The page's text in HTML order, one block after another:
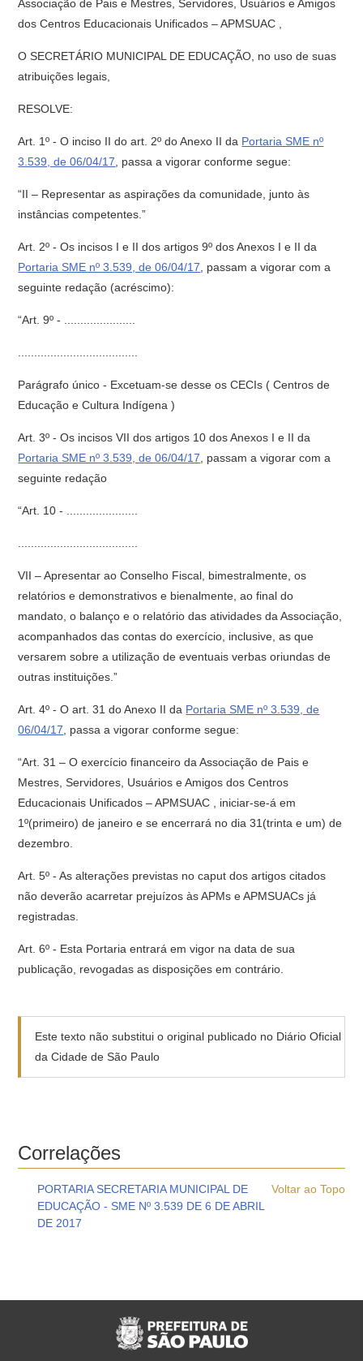
Associação de Pais e Mestres, Servidores, Usuários e Amigos
dos Centros Educacionais Unificados – APMSUAC ,
O SECRETÁRIO MUNICIPAL DE EDUCAÇÃO, no uso de suas
atribuições legais,
RESOLVE:
Art. 1º - O inciso II do art. 2º do Anexo II da Portaria SME nº
3.539, de 06/04/17 , passa a vigorar conforme segue:
“II – Representar as aspirações da comunidade, junto às
instâncias competentes.”
Art. 2º - Os incisos I e II dos artigos 9º dos Anexos I e II da
Portaria SME nº 3.539, de 06/04/17 , passam a vigorar com a
seguinte redação (acréscimo):
“Art. 9º - ......................
Parágrafo único - Excetuam-se desse os CECIs ( Centros de
Educação e Cultura Indígena )
Art. 3º - Os incisos VII dos artigos 10 dos Anexos I e II da
Portaria SME nº 3.539, de 06/04/17 , passam a vigorar com a
seguinte redação
“Art. 10 - ......................
VII – Apresentar ao Conselho Fiscal, bimestralmente, os
relatórios e demonstrativos e bienalmente, ao final do
mandato, o balanço e o relatório das atividades da Associação,
acompanhados das contas do exercício, inclusive, as que
versarem sobre a utilização de eventuais verbas oriundas de
outras instituições.”
Art. 4º - O art. 31 do Anexo II da Portaria SME nº 3.539, de
06/04/17 , passa a vigorar conforme segue:
“Art. 31 – O exercício financeiro da Associação de Pais e
Mestres, Servidores, Usuários e Amigos dos Centros
Educacionais Unificados – APMSUAC , iniciar-se-á em
1º(primeiro) de janeiro e se encerrará no dia 31(trinta e um) de
dezembro.
Art. 5º - As alterações previstas no caput dos artigos citados
não deverão acarretar prejuízos às APMs e APMSUACs já
registradas.
Art. 6º - Esta Portaria entrará em vigor na data de sua
publicação, revogadas as disposições em contrário.
Este texto não substitui o original publicado no Diário Oficial
da Cidade de São Paulo
Correlações
Voltar ao Topo
PORTARIA SECRETARIA MUNICIPAL DE
EDUCAÇÃO - SME Nº 3.539 DE 6 DE ABRIL
DE 2017